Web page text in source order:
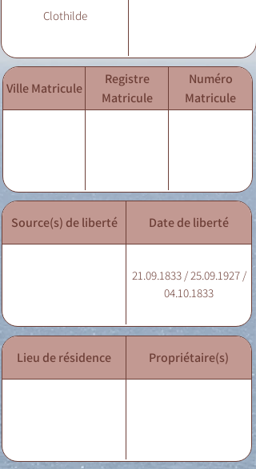
Clothilde
Ville Matricule
Registre
Matricule
Numéro
Matricule
Source(s) de liberté Date de liberté
21.09.1833 / 25.09.1927 /
04.10.1833
Lieu de résidence Propriétaire(s)